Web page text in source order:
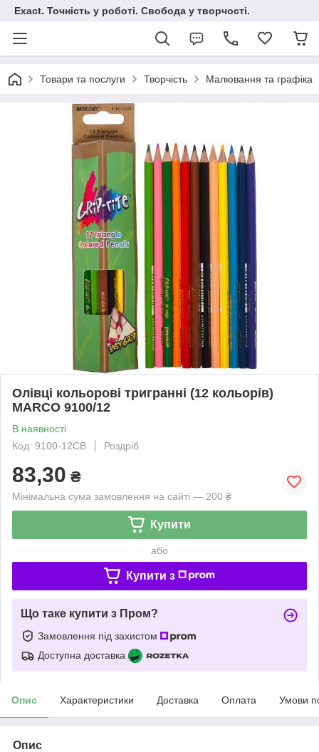
Exact. Точність у роботі. Свобода у творчості.
Товари та послуги Творчість Малювання та графіка
Олівці кольорові тригранні (12 кольорів)
MARCO 9100/12
В наявності
Код: 9100-12CB
Роздріб
83,30 ₴
Мінімальна сума замовлення на сайті — 200 ₴
Купити
або
Купити з
Що таке купити з Пром?
Замовлення під захистом
Доступна доставка
Опис Характеристики Доставка Оплата Умови
Опис